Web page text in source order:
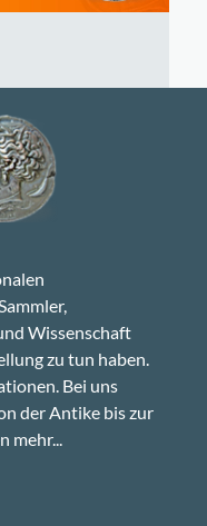
Wissenschaft
zu tun haben.
Bei uns
der Antike bis zur
mehr...